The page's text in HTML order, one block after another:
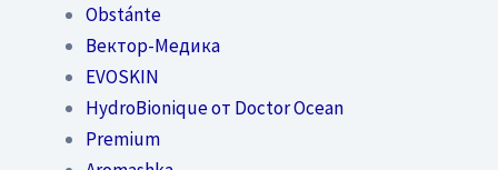
Obstánte
Вектор-Медика
EVOSKIN
HydroBionique от Doctor Ocean
Premium